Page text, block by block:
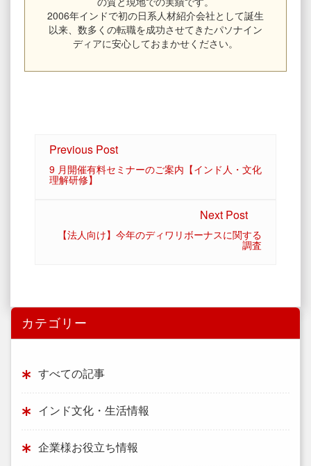
2006年インドで初の日系人材紹介会社として誕生
以来、数多くの転職を成功させてきたパソナイン
ディアに安心しておまかせください。
Previous Post
9 月開催有料セミナーのご案内【インド人・文化
理解研修】
Next Post
【法人向け】今年のディワリボーナスに関する
調査
カテゴリー
すべての記事
インド文化・生活情報
企業様お役立ち情報